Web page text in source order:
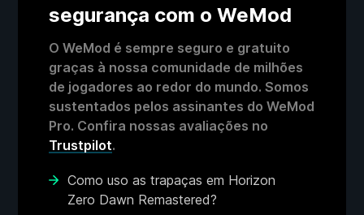
segurança com o WeMod
O WeMod é sempre seguro e gratuito
graças à nossa comunidade de milhões
de jogadores ao redor do mundo. Somos
sustentados pelos assinantes do WeMod
Pro. Confira nossas avaliações no
Trustpilot.
Como uso as trapaças em Horizon
Zero Dawn Remastered?